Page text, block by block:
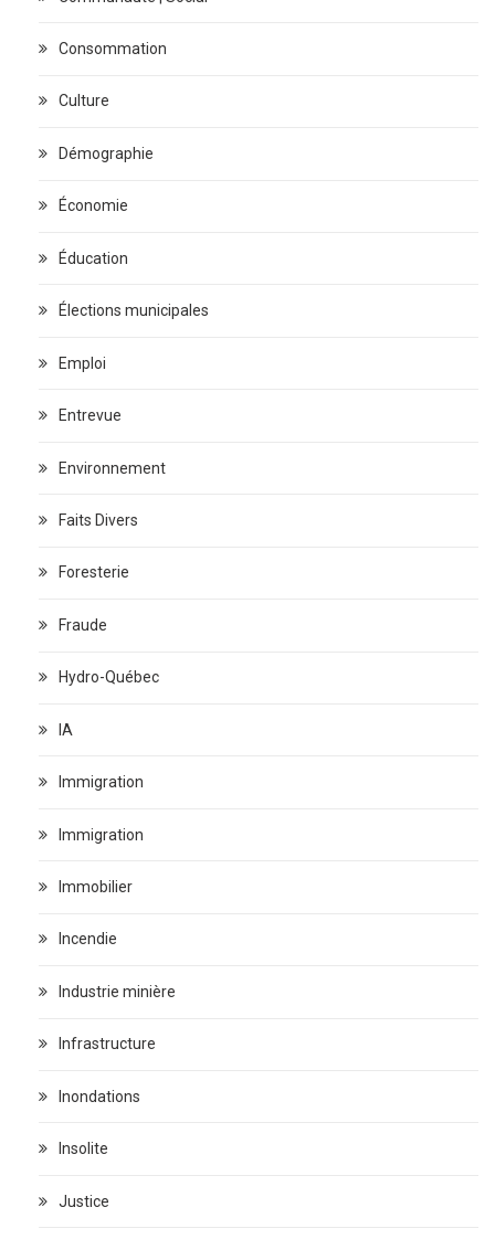
Consommation
Culture
Démographie
Économie
Éducation
Élections municipales
Emploi
Entrevue
Environnement
Faits Divers
Foresterie
Fraude
Hydro-Québec
IA
Immigration
Immigration
Immobilier
Incendie
Industrie minière
Infrastructure
Inondations
Insolite
Justice